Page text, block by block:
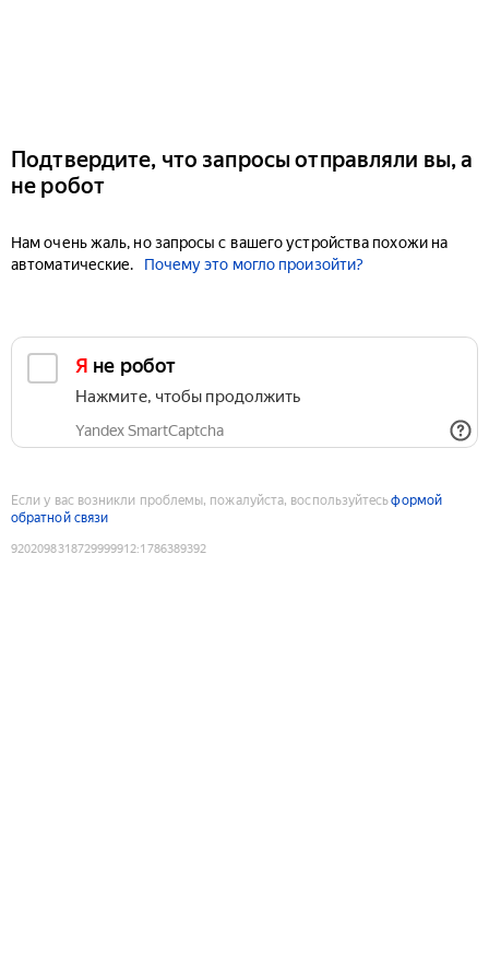
Подтвердите, что запросы отправляли вы, а
не робот
Нам очень жаль, но запросы с вашего устройства похожи на
автоматические.
Почему это могло произойти?
Я не робот
Нажмите, чтобы продолжить
Yandex SmartCaptcha
Если у вас возникли проблемы, пожалуйста, воспользуйтесьформой
обратной связи
9202098318729999912:1786389392